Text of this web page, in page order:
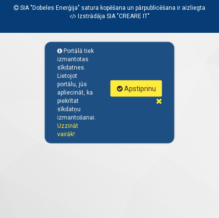
Portālā tiek
izmantotas
sīkdatnes.
Lietojot
portālu, jūs
apliecināt, ka
piekrītat
sīkdatņu
izmantošanai.
Uzzināt
vairāk!
Apstiprinu
SIA "Dobeles Enerģija" satura kopēšana un pārpublicēšana ir aizliegta
Izstrādāja SIA "CREARE IT"